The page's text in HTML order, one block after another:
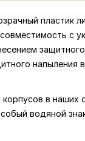
пластик
с
корпусов в
водяной